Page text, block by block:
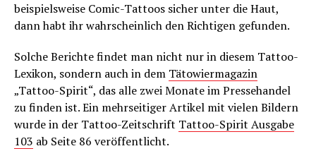
beispielsweise Comic-Tattoos sicher unter die Haut,
dann habt ihr wahrscheinlich den Richtigen gefunden.
Solche Berichte findet man nicht nur in diesem Tattoo-
Lexikon, sondern auch in dem Tätowiermagazin
„Tattoo-Spirit“, das alle zwei Monate im Pressehandel
zu finden ist. Ein mehrseitiger Artikel mit vielen Bildern
wurde in der Tattoo-Zeitschrift Tattoo-Spirit Ausgabe
103 ab Seite 86 veröffentlicht.